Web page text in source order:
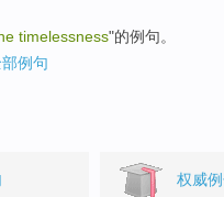
timelessness"的例句。
例句
权威